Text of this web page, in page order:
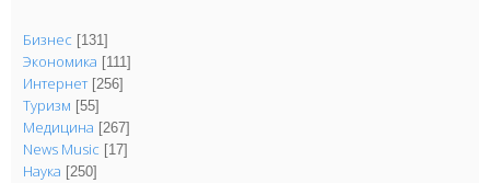
Бизнес [131]
Экономика [111]
Интернет [256]
Туризм [55]
Медицина [267]
News Music [17]
Наука [250]